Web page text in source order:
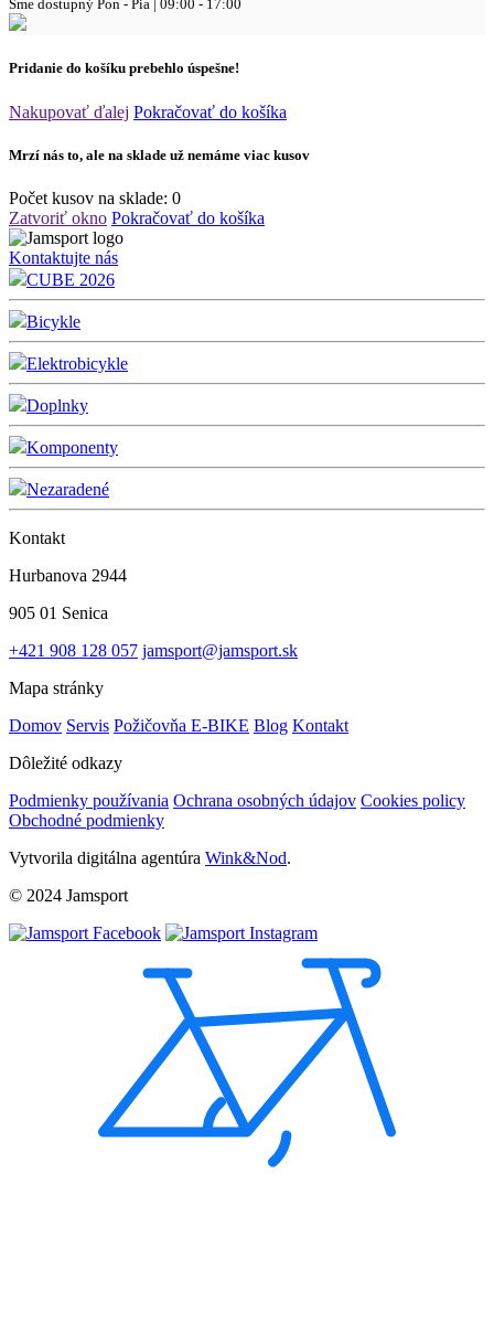
Sme dostupný Pon - Pia | 09:00 - 17:00
Pridanie do košíku prebehlo úspešne!
Nakupovať ďalej Pokračovať do košíka
Mrzí nás to, ale na sklade už nemáme viac kusov
Počet kusov na sklade: 0
Zatvoriť okno Pokračovať do košíka
Kontaktujte nás
CUBE 2026
Bicykle
Elektrobicykle
Doplnky
Komponenty
Nezaradené
Kontakt
Hurbanova 2944
905 01 Senica
+421 908 128 057 jamsport@jamsport.sk
Mapa stránky
Domov Servis Požičovňa E-BIKE Blog Kontakt
Dôležité odkazy
Podmienky používania Ochrana osobných údajov Cookies policy
Obchodné podmienky
Vytvorila digitálna agentúra Wink&Nod.
© 2024 Jamsport